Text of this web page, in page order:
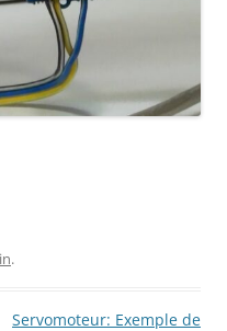
.
Servomoteur: Exemple de